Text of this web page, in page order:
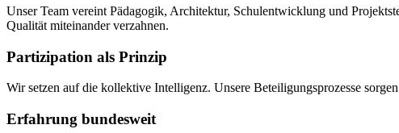
Unser Team vereint Pädagogik, Architektur, Schulentwicklung und
Qualität miteinander verzahnen.
Partizipation als Prinzip
Wir setzen auf die kollektive Intelligenz. Unsere Beteiligungsprozesse
Erfahrung bundesweit